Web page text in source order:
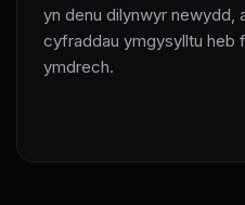
yn denu dilynwyr newydd,
cyfraddau ymgysylltu heb
ymdrech.